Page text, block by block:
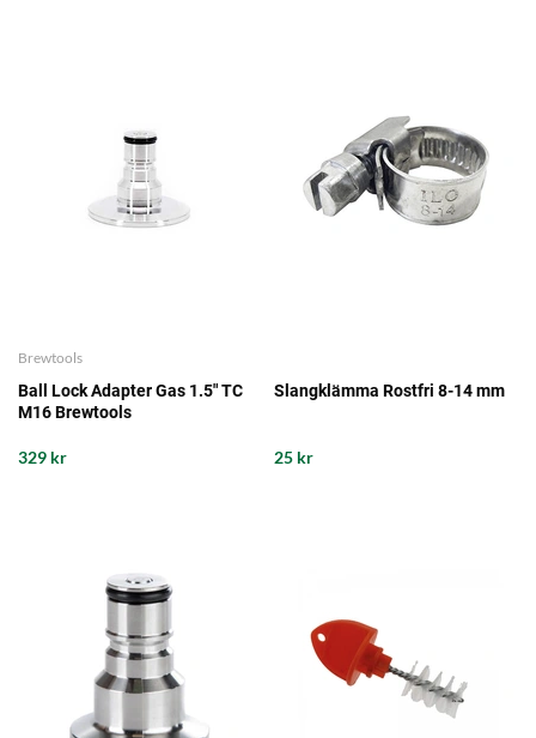
Brewtools
Ball Lock Adapter Gas 1.5" TC
M16 Brewtools
329 kr
Slangklämma Rostfri 8-14 mm
25 kr